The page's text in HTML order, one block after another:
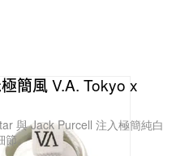
簡風 V.A. Tokyo x
與 Jack Purcell 注入極簡純白
節。